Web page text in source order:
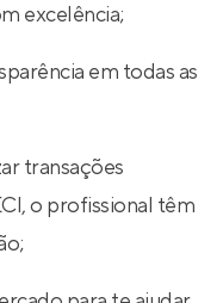
excelência;
em todas as
transações
o profissional têm